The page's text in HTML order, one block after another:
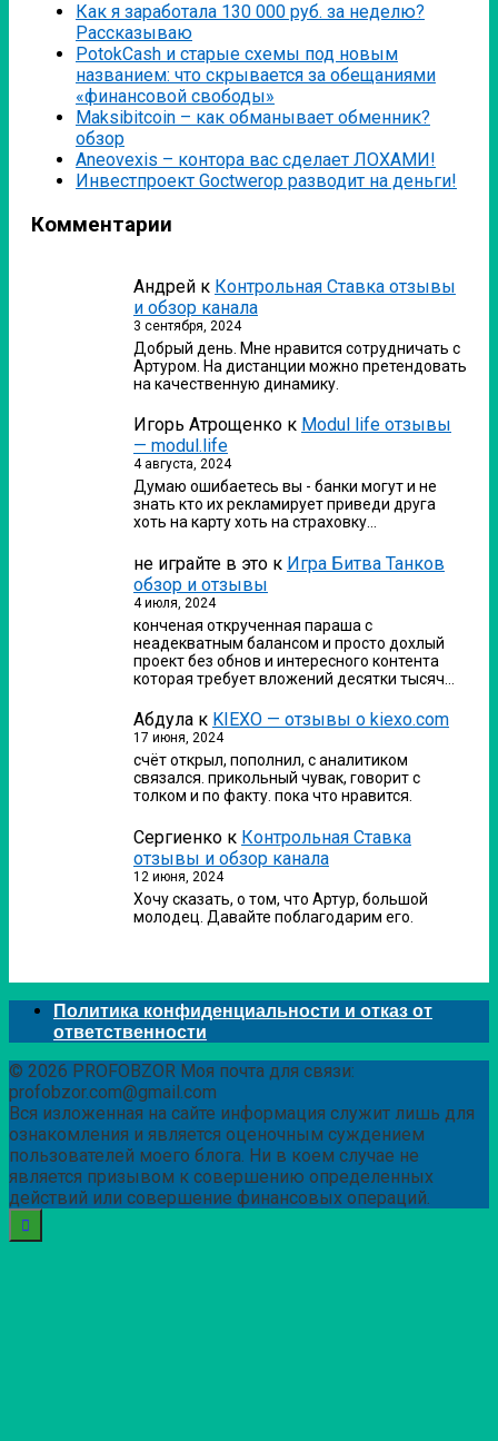
Как я заработала 130 000 руб. за неделю?
Рассказываю
PotokCash и старые схемы под новым
названием: что скрывается за обещаниями
«финансовой свободы»
Мaksibitcoin – как обманывает обменник?
обзор
Аneovexis – контора вас сделает ЛОХАМИ!
Инвестпроект Goctwerop разводит на деньги!
Комментарии
Андрей к Контрольная Ставка отзывы
и обзор канала
3 сентября, 2024
Добрый день. Мне нравится сотрудничать с
Артуром. На дистанции можно претендовать
на качественную динамику.
Игорь Атрощенко к Modul life отзывы
— modul.life
4 августа, 2024
Думаю ошибаетесь вы - банки могут и не
знать кто их рекламирует приведи друга
хоть на карту хоть на страховку…
не играйте в это к Игра Битва Танков
обзор и отзывы
4 июля, 2024
конченая открученная параша с
неадекватным балансом и просто дохлый
проект без обнов и интересного контента
которая требует вложений десятки тысяч…
Абдула к KIEXO — отзывы о kiexo.com
17 июня, 2024
счёт открыл, пополнил, с аналитиком
связался. прикольный чувак, говорит с
толком и по факту. пока что нравится.
Сергиенко к Контрольная Ставка
отзывы и обзор канала
12 июня, 2024
Хочу сказать, о том, что Артур, большой
молодец. Давайте поблагодарим его.
Политика конфиденциальности и отказ от
ответственности
© 2026 PROFOBZOR Моя почта для связи:
profobzor.com@gmail.com
Вся изложенная на сайте информация служит лишь для
ознакомления и является оценочным суждением
пользователей моего блога. Ни в коем случае не
является призывом к совершению определенных
действий или совершение финансовых операций.